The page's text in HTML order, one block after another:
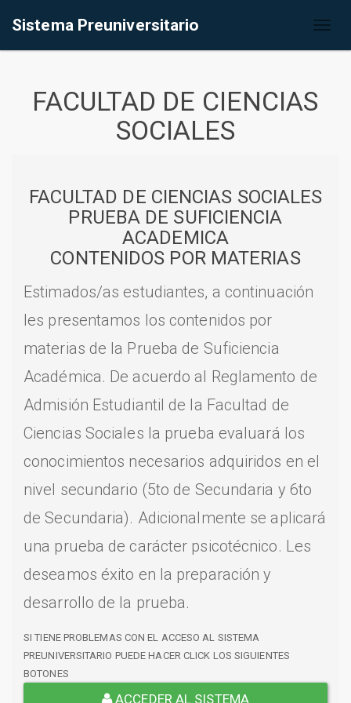
Sistema Preuniversitario
FACULTAD DE CIENCIAS
SOCIALES
FACULTAD DE CIENCIAS SOCIALES
PRUEBA DE SUFICIENCIA
ACADEMICA
CONTENIDOS POR MATERIAS
Estimados/as estudiantes, a continuación
les presentamos los contenidos por
materias de la Prueba de Suficiencia
Académica. De acuerdo al Reglamento de
Admisión Estudiantil de la Facultad de
Ciencias Sociales la prueba evaluará los
conocimientos necesarios adquiridos en el
nivel secundario (5to de Secundaria y 6to
de Secundaria). Adicionalmente se aplicará
una prueba de carácter psicotécnico. Les
deseamos éxito en la preparación y
desarrollo de la prueba.
SI TIENE PROBLEMAS CON EL ACCESO AL SISTEMA
PREUNIVERSITARIO PUEDE HACER CLICK LOS SIGUIENTES
BOTONES
ACCEDER AL SISTEMA